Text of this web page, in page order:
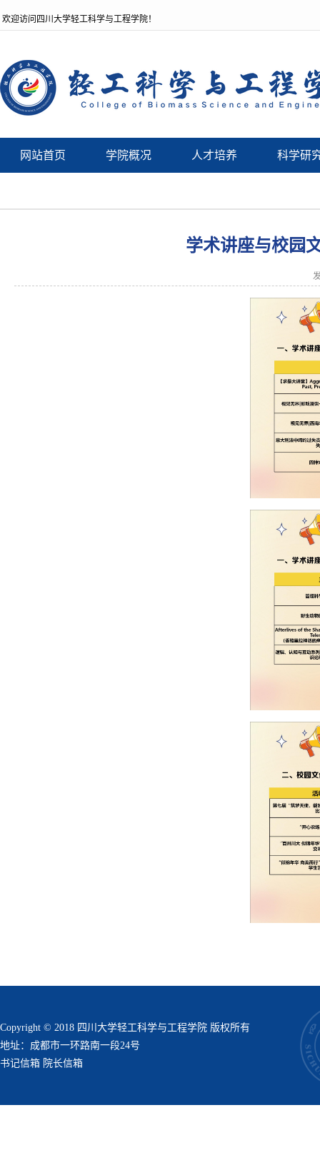
欢迎访问四川大学轻工科学与工程学院！
网站首页 学院概况 人才培养 科学研
学术讲座与校园
Copyright © 2018 四川大学轻工科学与工程学院 版权所有
地址：成都市一环路南一段24号
书记信箱 院长信箱